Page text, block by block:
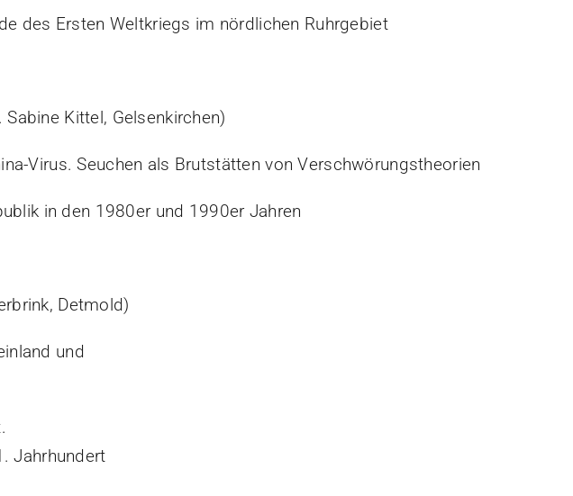
des Ersten Weltkriegs im nördlichen Ruhrgebiet
Kittel, Gelsenkirchen)
Virus. Seuchen als Brutstätten von Verschwörungstheorien
in den 1980er und 1990er Jahren
Detmold)
und
Jahrhundert